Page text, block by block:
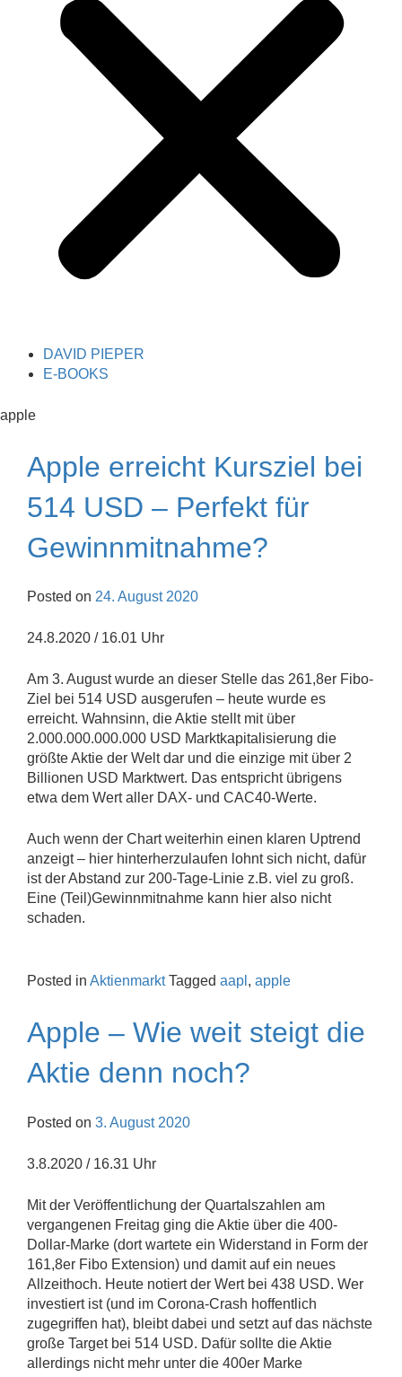
DAVID PIEPER
E-BOOKS
apple
Apple erreicht Kursziel bei
514 USD – Perfekt für
Gewinnmitnahme?
Posted on 24. August 2020
24.8.2020 / 16.01 Uhr
Am 3. August wurde an dieser Stelle das 261,8er Fibo-
Ziel bei 514 USD ausgerufen – heute wurde es
erreicht. Wahnsinn, die Aktie stellt mit über
2.000.000.000.000 USD Marktkapitalisierung die
größte Aktie der Welt dar und die einzige mit über 2
Billionen USD Marktwert. Das entspricht übrigens
etwa dem Wert aller DAX- und CAC40-Werte.
Auch wenn der Chart weiterhin einen klaren Uptrend
anzeigt – hier hinterherzulaufen lohnt sich nicht, dafür
ist der Abstand zur 200-Tage-Linie z.B. viel zu groß.
Eine (Teil)Gewinnmitnahme kann hier also nicht
schaden.
Posted in Aktienmarkt Tagged aapl , apple
Apple – Wie weit steigt die
Aktie denn noch?
Posted on 3. August 2020
3.8.2020 / 16.31 Uhr
Mit der Veröffentlichung der Quartalszahlen am
vergangenen Freitag ging die Aktie über die 400-
Dollar-Marke (dort wartete ein Widerstand in Form der
161,8er Fibo Extension) und damit auf ein neues
Allzeithoch. Heute notiert der Wert bei 438 USD. Wer
investiert ist (und im Corona-Crash hoffentlich
zugegriffen hat), bleibt dabei und setzt auf das nächste
große Target bei 514 USD. Dafür sollte die Aktie
allerdings nicht mehr unter die 400er Marke